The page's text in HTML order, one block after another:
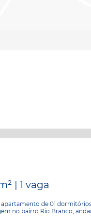
| 1 vaga
de 01
no bairro Rio Branco,